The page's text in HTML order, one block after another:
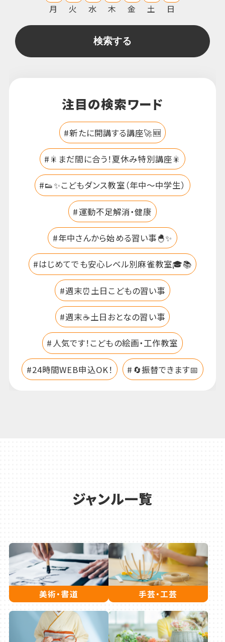
ジャンル一覧
美術・書道 手芸・工芸